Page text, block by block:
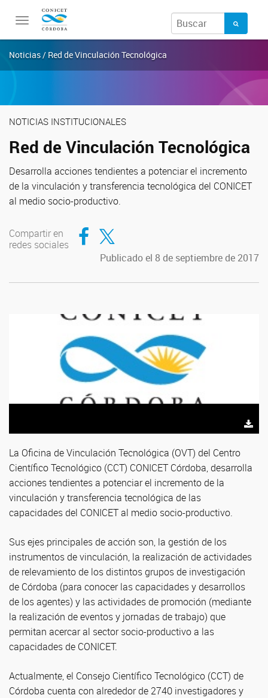
Toggle
navigation
Noticias / Red de Vinculación Tecnológica
NOTICIAS INSTITUCIONALES
Red de Vinculación Tecnológica
Desarrolla acciones tendientes a potenciar el incremento
de la vinculación y transferencia tecnológica del CONICET
al medio socio-productivo.
Compartir en
redes sociales
Compartir en Facebook
Compartir en Twitter
Publicado el 8 de septiembre de 2017
La Oficina de Vinculación Tecnológica (OVT) del Centro
Científico Tecnológico (CCT) CONICET Córdoba, desarrolla
acciones tendientes a potenciar el incremento de la
vinculación y transferencia tecnológica de las
capacidades del CONICET al medio socio-productivo.
Sus ejes principales de acción son, la gestión de los
instrumentos de vinculación, la realización de actividades
de relevamiento de los distintos grupos de investigación
de Córdoba (para conocer las capacidades y desarrollos
de los agentes) y las actividades de promoción (mediante
la realización de eventos y jornadas de trabajo) que
permitan acercar al sector socio-productivo a las
capacidades de CONICET.
Actualmente, el Consejo Científico Tecnológico (CCT) de
Córdoba cuenta con alrededor de 2740 investigadores y